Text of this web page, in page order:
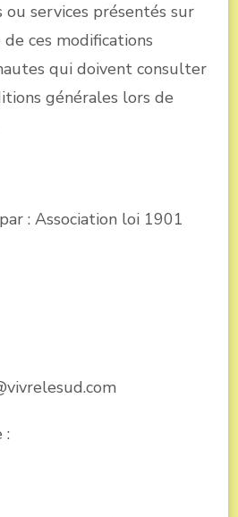
services présentés sur
de ces modifications
qui doivent consulter
générales lors de
: Association loi 1901
: